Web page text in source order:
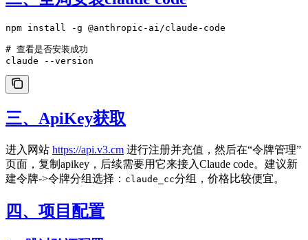
npm install -g @anthropic-ai/claude-code
# 查看是否安装成功
claude --version
三、ApiKey获取
进入网站 https://api.v3.cm 进行注册并充值，然后在“令牌管理”
页面，复制apikey，后续需要用它来接入Claude code。建议新
建令牌->令牌分组选择： claude_cc分组，价格比较便宜。
四、项目配置